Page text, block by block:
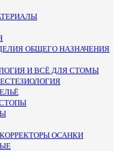
ОБЩЕГО НАЗНАЧЕНИЯ
И ВСЁ ДЛЯ СТОМЫ
ОСАНКИ